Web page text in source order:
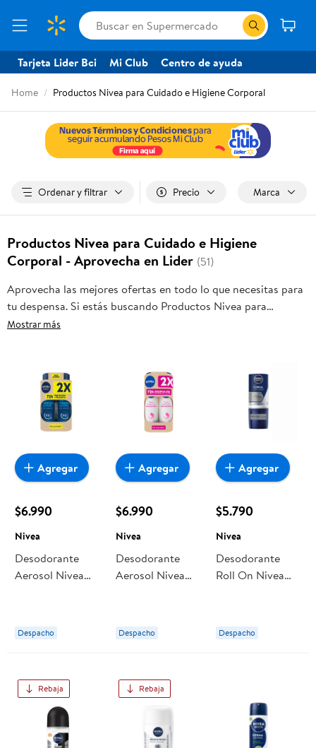
Tarjeta Lider Bci Mi Club Centro de ayuda
Home Productos Nivea para Cuidado e Higiene Corporal
Ordenar y filtrar Precio Marca
Productos Nivea para Cuidado e Higiene
Corporal - Aprovecha en Lider (51)
Aprovecha las mejores ofertas en todo lo que necesitas para
tu despensa. Si estás buscando Productos Nivea para
Cuidado e Higiene Corporal, frutas frescas, carnes, pan o
tienda, y haz que esta oportunidad sea realmente
conveniente para ti y tu familia.
Mostrar más
$6.990
Nivea
Desodorante
Aerosol Nivea
Despacho
Agregar
$6.990
Nivea
Desodorante
Aerosol Nivea
Despacho
Agregar
$5.790
Nivea
Desodorante
Roll On Nivea
Despacho
Agregar
Rebaja Rebaja